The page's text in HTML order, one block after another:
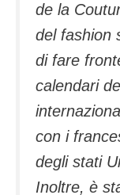
de la
del fashion
di fare
calendari
con i
degli stati
Inoltre, è